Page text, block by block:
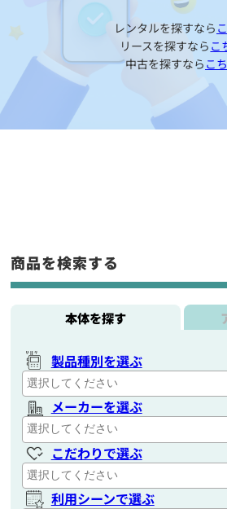
レンタルを探すなら
リースを探すなら こ
中古を探すなら こ
商品を検索する
本体を探す
製品種別を選ぶ
メーカーを選ぶ
こだわりで選ぶ
利用シーンで選ぶ